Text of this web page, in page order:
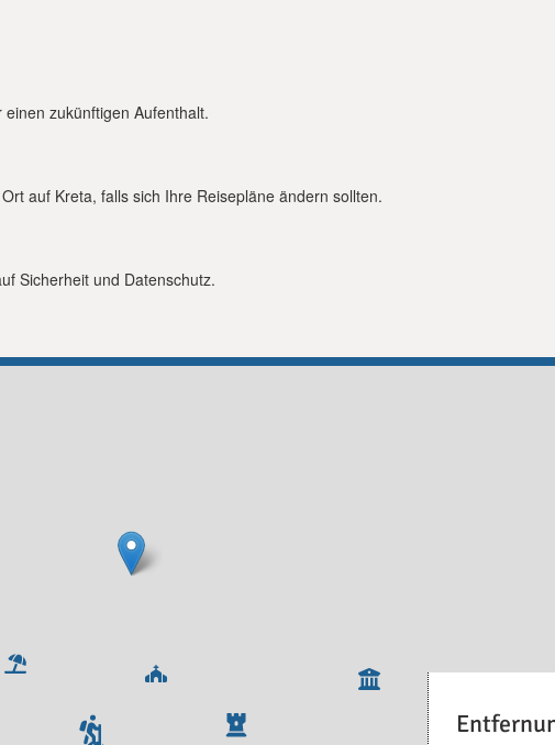
zukünftigen Aufenthalt.
auf Kreta, falls sich Ihre Reisepläne ändern sollten.
Sicherheit und Datenschutz.